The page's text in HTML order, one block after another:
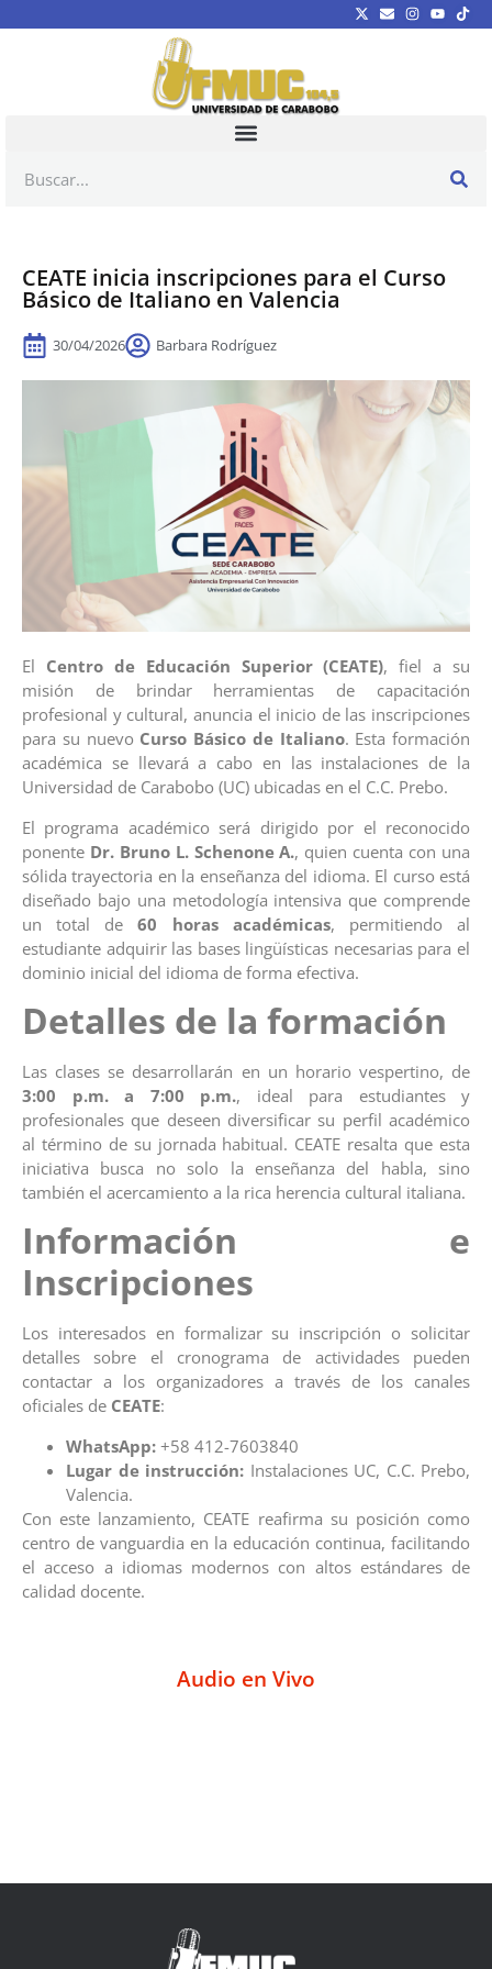
CEATE inicia inscripciones para el Curso
Básico de Italiano en Valencia
30/04/2026 Barbara Rodríguez
El Centro de Educación Superior (CEATE), fiel a su
misión de brindar herramientas de capacitación
profesional y cultural, anuncia el inicio de las inscripciones
para su nuevo Curso Básico de Italiano. Esta formación
académica se llevará a cabo en las instalaciones de la
Universidad de Carabobo (UC) ubicadas en el C.C. Prebo.
El programa académico será dirigido por el reconocido
ponente Dr. Bruno L. Schenone A., quien cuenta con una
sólida trayectoria en la enseñanza del idioma. El curso está
diseñado bajo una metodología intensiva que comprende
un total de60 horas académicas, permitiendo al
estudiante adquirir las bases lingüísticas necesarias para el
dominio inicial del idioma de forma efectiva.
Detalles de la formación
Las clases se desarrollarán en un horario vespertino, de
3:00 p.m. a 7:00 p.m., ideal para estudiantes y
profesionales que deseen diversificar su perfil académico
al término de su jornada habitual. CEATE resalta que esta
iniciativa busca no solo la enseñanza del habla, sino
también el acercamiento a la rica herencia cultural italiana.
Información e
Inscripciones
Los interesados en formalizar su inscripción o solicitar
detalles sobre el cronograma de actividades pueden
contactar a los organizadores a través de los canales
oficiales de CEATE:
WhatsApp: +58 412-7603840
Lugar de instrucción: Instalaciones UC, C.C. Prebo,
Valencia.
Con este lanzamiento, CEATE reafirma su posición como
centro de vanguardia en la educación continua, facilitando
el acceso a idiomas modernos con altos estándares de
calidad docente.
Audio en Vivo